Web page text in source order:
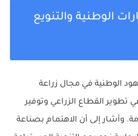
الوطنية والتنويع
الوطنية في مجال زراعة
القطاع الزراعي وتوفير
وأشار إلى أن الاهتمام بصناعة